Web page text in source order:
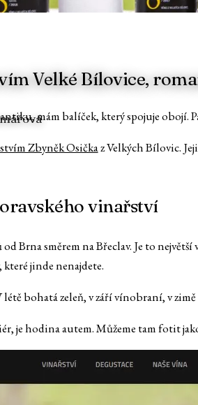
Velké Bílovice,
mám balíček, který spojuje obojí.
Zbyněk Osičkaz Velkých Bílovic.
vinařství
Brna směrem na Břeclav. Je to
které jinde nenajdete.
bohatá zeleň, v září vínobraní, v
je hodina autem. Můžeme tam fotit